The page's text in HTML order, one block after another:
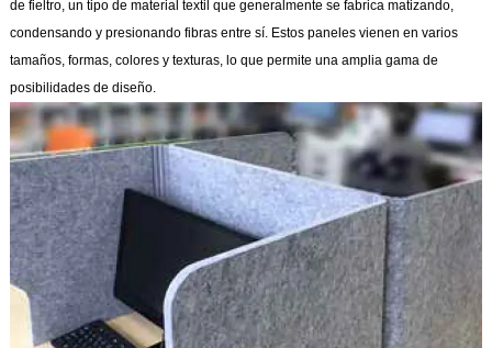
de fieltro, un tipo de material textil que generalmente se fabrica matizando,
condensando y presionando fibras entre sí. Estos paneles vienen en varios
tamaños, formas, colores y texturas, lo que permite una amplia gama de
posibilidades de diseño.